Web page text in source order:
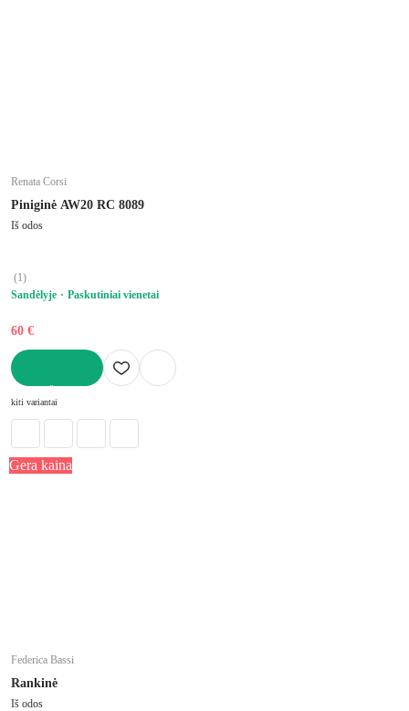
Renata Corsi
Piniginė AW20 RC 8089
Iš odos
(1)
Sandėlyje
Paskutiniai vienetai
60 €
kiti variantai
Gera kaina
Federica Bassi
Rankinė
Iš odos